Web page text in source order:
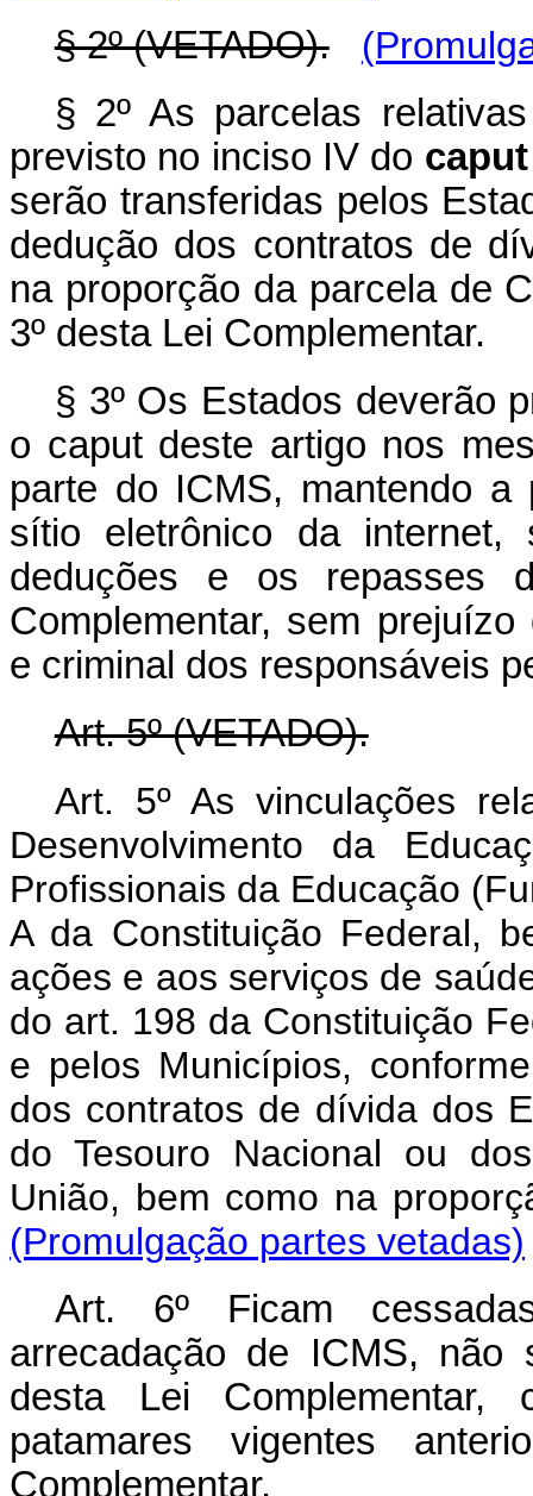
§ 2º (VETADO).
§ 2º As parcelas
previsto no inciso IV do caput
serão transferidas pelos
dedução dos contratos de
na proporção da parcela de
3º desta Lei Complementar.
§ 3º Os Estados deverão
o caputdeste artigo nos
parte do ICMS, mantendo
sítio eletrônico da
deduções e os repasses
Complementar, sem
e criminal dos responsáveis
Art. 5º (VETADO).
Art. 5º As vinculações
Desenvolvimento da
Profissionais da Educação
A da Constituição Federal,
ações e aos serviços de
do art. 198 da Constituição
e pelos Municípios,
dos contratos de dívida dos
do Tesouro Nacional ou
União, bem como na
(Promulgação partes vetadas)
Art. 6º Ficam
arrecadação de ICMS,
desta Lei
patamares vigentes
Complementar.